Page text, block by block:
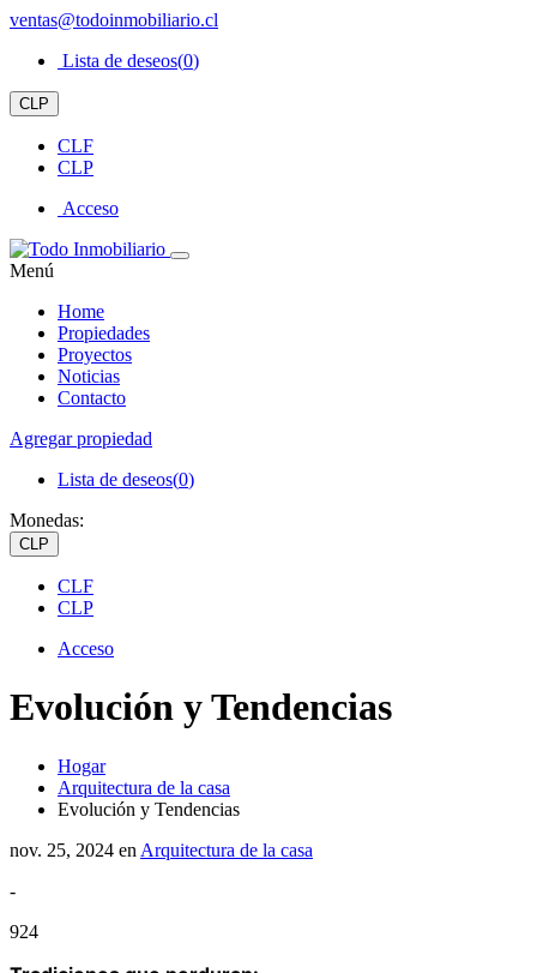
ventas@todoinmobiliario.cl
Lista de deseos(0)
CLP
CLF
CLP
Acceso
Menú
Home
Propiedades
Proyectos
Noticias
Contacto
Agregar propiedad
Lista de deseos(0)
Monedas:
CLP
CLF
CLP
Acceso
Evolución y Tendencias
Hogar
Arquitectura de la casa
Evolución y Tendencias
nov. 25, 2024 en Arquitectura de la casa
-
924